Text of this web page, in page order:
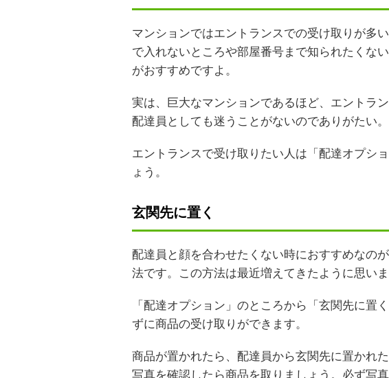
マンションではエントランスでの受け取りが多
で入れないところや部屋番号まで知られたくな
がおすすめですよ。
実は、巨大なマンションであるほど、エントラ
配達員としても迷うことがないのでありがたい。
エントランスで受け取りたい人は「配達オプシ
ょう。
玄関先に置く
配達員と顔を合わせたくない時におすすめなの
法です。この方法は最近増えてきたように思いま
「配達オプション」のところから「玄関先に置
ずに商品の受け取りができます。
商品が置かれたら、配達員から玄関先に置かれ
写真を確認したら商品を取りましょう。必ず写